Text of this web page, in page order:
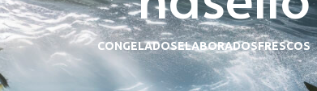
CONGELADOSELABORADOSFRESCOS